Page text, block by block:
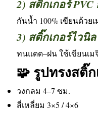
2) สติ๊กเกอร์
กันน้ำ 100% เขียนด้วย
3) สติ๊กเกอร์ไวนิ
ทนแดด–ฝน ใช้เขียนเม
🧩 รูปทรงสติ๊
วงกลม 4–7 ซม.
สี่เหลี่ยม 3×5 / 4×6